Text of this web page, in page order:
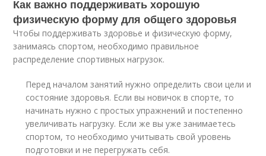
Как важно поддерживать хорошую
физическую форму для общего здоровья
Чтобы поддерживать здоровье и физическую форму,
занимаясь спортом, необходимо правильное
распределение спортивных нагрузок.
Перед началом занятий нужно определить свои цели и
состояние здоровья. Если вы новичок в спорте, то
начинать нужно с простых упражнений и постепенно
увеличивать нагрузку. Если же вы уже занимаетесь
спортом, то необходимо учитывать свой уровень
подготовки и не перегружать себя.